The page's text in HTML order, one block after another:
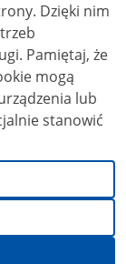
nim
że
mogą
lub
stanowić